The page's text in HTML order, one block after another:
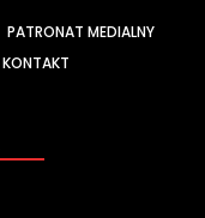
PATRONAT MEDIALNY
KONTAKT